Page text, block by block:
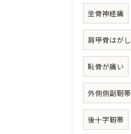
坐骨神経痛
肩甲骨はがし
恥骨が痛い
外側側副靭帯
後十字靭帯